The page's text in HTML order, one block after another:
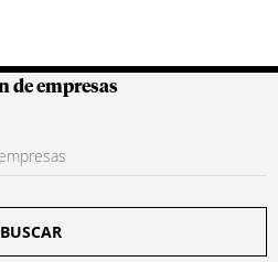
Colombianas
de empresas
BUSCAR